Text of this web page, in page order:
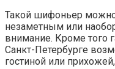
Такой шифоньер
незаметным или
внимание. Кроме того
Санкт-Петербурге
гостиной или